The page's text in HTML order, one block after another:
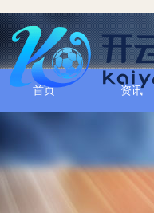
首页 资讯